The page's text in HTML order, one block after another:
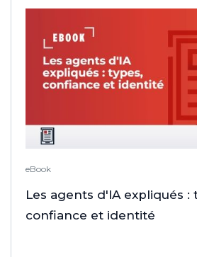
eBook
Les agents d'IA expliqués :
confiance et identité